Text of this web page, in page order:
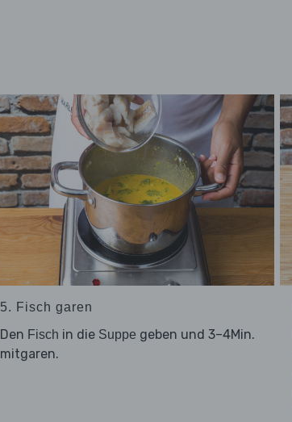
5. Fisch garen
Den Fisch in die Suppe geben und 3–4Min.
mitgaren.